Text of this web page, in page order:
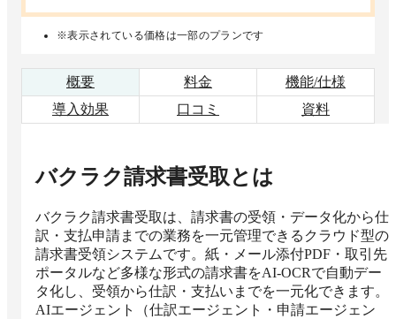
※表示されている価格は一部のプランです
概要 料金
機能/仕様
導入効果
口コミ 資料
バクラク請求書受取 とは
バクラク請求書受取は、請求書の受領・データ化から仕
訳・支払申請までの業務を一元管理できるクラウド型の
請求書受領システムです。紙・メール添付PDF・取引先
ポータルなど多様な形式の請求書をAI-OCRで自動デー
タ化し、受領から仕訳・支払いまでを一元化できます。
AIエージェント（仕訳エージェント・申請エージェン